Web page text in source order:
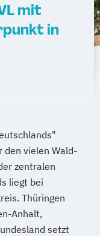
mit
in
den vielen Wald-
zentralen
liegt bei
Thüringen
Anhalt,
setzt